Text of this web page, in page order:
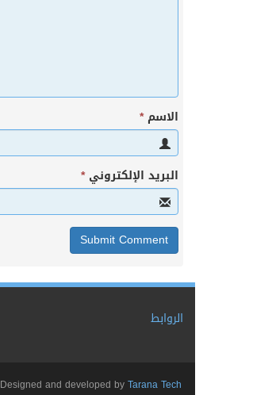
الاسم*
البريد الإلكتروني*
الروابط
Designed and developed byTarana Tech